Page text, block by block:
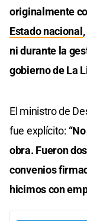
originalmente
Estado nacional
ni durante la
gobierno de La
El ministro de
fue explícito:
obra. Fueron
convenios
hicimos con